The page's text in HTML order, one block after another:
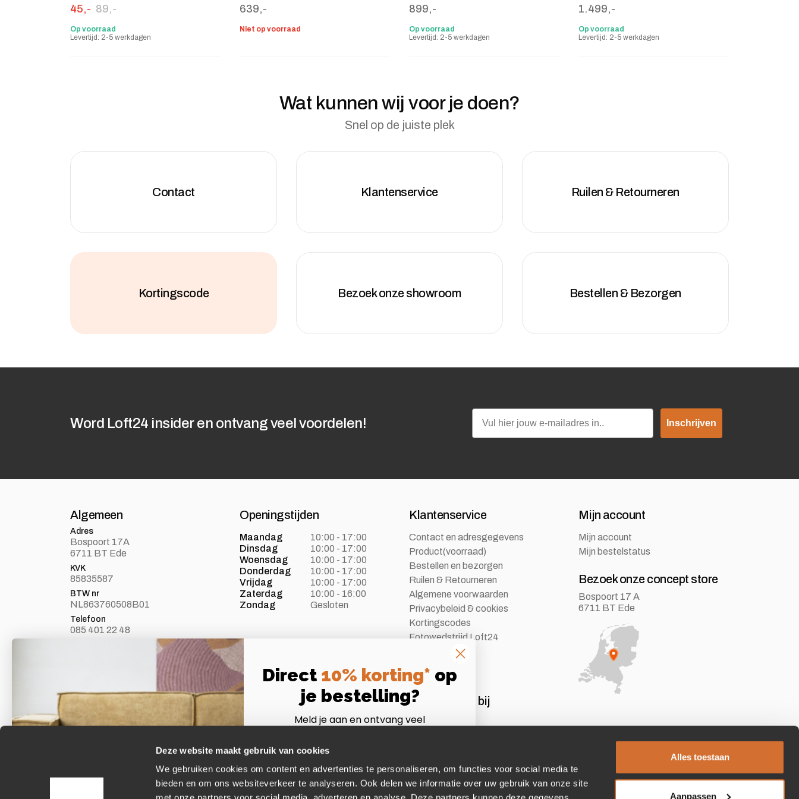
Deze website maakt gebruik van cookies
We gebruiken cookies om content en advertenties te personaliseren, om functies voor social media te
bieden en om ons websiteverkeer te analyseren. Ook delen we informatie over uw gebruik van onze site
Alles toestaan
Aanpassen
89,-
Oorspronkelijke prijs was: 89,-.
45,-
Huidige prijs is: 45,-.
Op voorraad
Levertijd: 2-5 werkdagen
639,-
Niet op voorraad
899,-
Op voorraad
Levertijd: 2-5 werkdagen
1.499,-
Op voorraad
Levertijd: 2-5 werkdagen
Wat kunnen wij voor je doen?
Snel op de juiste plek
Contact Klantenservice Ruilen & Retourneren
Kortingscode Bezoek onze showroom Bestellen & Bezorgen
Word Loft24 insider en ontvang veel voordelen!
Email
Inschrijven
Algemeen
Adres
Bospoort 17A
6711 BT Ede
KVK
85835587
BTW nr
NL863760508B01
Telefoon
085 401 22 48
Openingstijden
Maandag
10:00 - 17:00
Dinsdag
10:00 - 17:00
Woensdag
10:00 - 17:00
Donderdag
10:00 - 17:00
Vrijdag
10:00 - 17:00
Zaterdag
10:00 - 16:00
Zondag
Gesloten
Klantenservice
Contact en adresgegevens
Product(voorraad)
Bestellen en bezorgen
Ruilen & Retourneren
Algemene voorwaarden
Privacybeleid & cookies
Kortingscodes
Fotowedstrijd Loft24
Mijn account
Mijn account
Mijn bestelstatus
Bezoek onze concept store
Bospoort 17 A
6711 BT Ede
Laat je inspireren
Facebook
Instagram
Aangesloten bij
Direct 10% korting* op
je bestelling?
Meld je aan en ontvang veel
*Let op:niet te combineren met andere acties of
Email